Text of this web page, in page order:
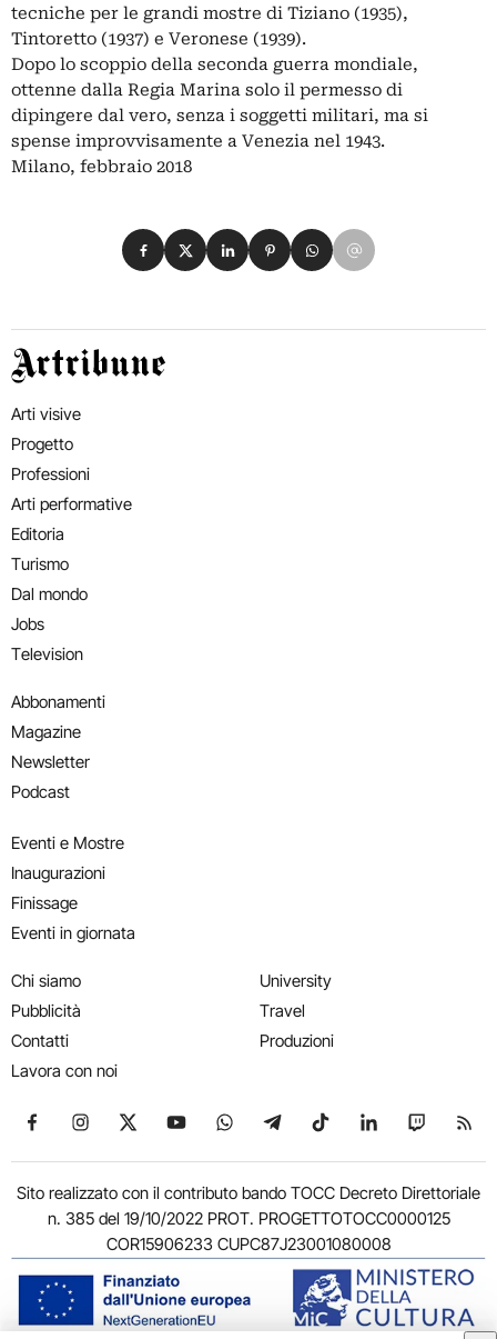
tecniche per le grandi mostre di Tiziano (1935),
Tintoretto (1937) e Veronese (1939).
Dopo lo scoppio della seconda guerra mondiale,
ottenne dalla Regia Marina solo il permesso di
dipingere dal vero, senza i soggetti militari, ma si
spense improvvisamente a Venezia nel 1943.
Milano, febbraio 2018
Condividi su Facebook
Condividi su X
Condividi su LinkedIn
Condividi su Pinterest
Condividi su WhatsApp
Condividi su Email
Artribune
Arti visive
Progetto
Professioni
Arti performative
Editoria
Turismo
Dal mondo
Jobs
Television
Abbonamenti
Magazine
Newsletter
Podcast
Eventi e Mostre
Inaugurazioni
Finissage
Eventi in giornata
Chi siamo
Pubblicità
Contatti
Lavora con noi
University
Travel
Produzioni
Seguici su Facebook
Seguici su Instagram
Seguici su X
Seguici su YouTube
Seguici su WhatsApp
Seguici su Telegram
Seguici su TikTok
Seguici su
Seguici
Sito realizzato con il contributo bando TOCC Decreto Direttoriale
n. 385 del 19/10/2022 PROT. PROGETTOTOCC0000125
COR15906233 CUPC87J23001080008